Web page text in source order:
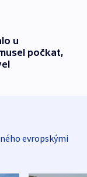
u
počkat,
evropskými